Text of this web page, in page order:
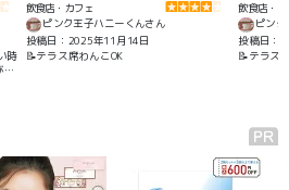
時
あ
飲食店・カフェ
ピンク王子ハニーくんさん
投稿日：2025年11月14日
📝テラス席わんこOK
飲食店・カ
ピン
投稿日：
📝テラス